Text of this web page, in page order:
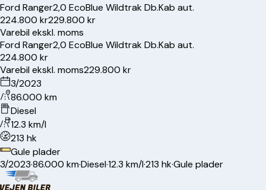
FordRanger2,0 EcoBlue Wildtrak Db.Kab aut.
224.800 kr229.800 kr
Varebil ekskl. moms
FordRanger2,0 EcoBlue Wildtrak Db.Kab aut.
224.800 kr
Varebil ekskl. moms229.800 kr
3/2023
86.000 km
Diesel
12.3 km/l
213 hk
Gule plader
3/2023·86.000 km·Diesel·12.3 km/l·213 hk·Gule plader